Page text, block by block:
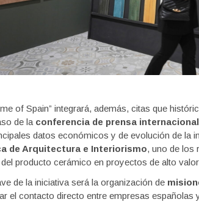
of Spain” integrará, además, citas que
de la conferencia de prensa
datos económicos y de evolución de la
de Arquitectura e Interiorismo, uno de los
producto cerámico en proyectos de alto
de la iniciativa será la organización de
el contacto directo entre empresas españolas